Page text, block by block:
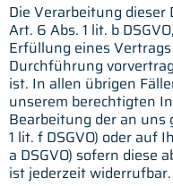
Die Verarbeitung
Art. 6 Abs. 1 lit. b
Erfüllung eines
Durchführung
ist. In allen übrigen
unserem berechtigten
Bearbeitung der an
1 lit. f DSGVO) oder auf
a DSGVO) sofern diese
ist jederzeit widerrufbar.